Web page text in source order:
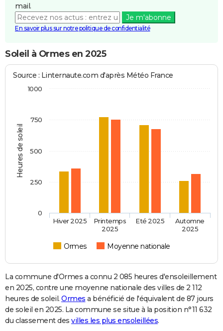
mail.
Je m'abonne
En savoir plus sur notre politique de confidentialité
Soleil à Ormes en 2025
Heures de soleil
Source : Linternaute.com d'après Météo France
Ormes Moyenne nationale
Hiver 2025
Printemps
2025
Eté 2025
Automne
2025
0
1000
250
500
750
La commune d'Ormes a connu 2 085 heures d'ensoleillement
en 2025, contre une moyenne nationale des villes de 2 112
heures de soleil. Ormes a bénéficié de l'équivalent de 87 jours
de soleil en 2025. La commune se situe à la position n°11 632
du classement des villes les plus ensoleillées.